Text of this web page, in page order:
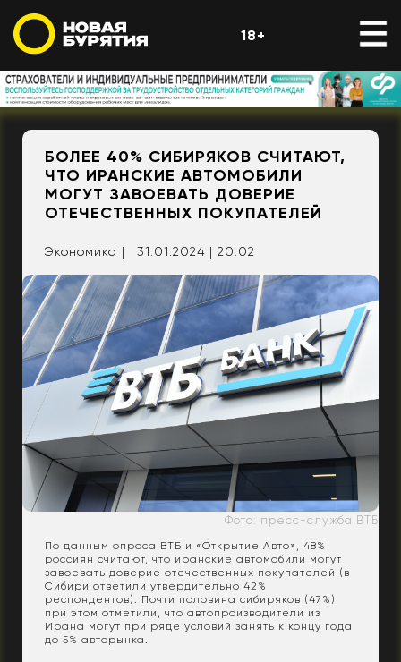
18+
БОЛЕЕ 40% СИБИРЯКОВ СЧИТАЮТ,
ЧТО ИРАНСКИЕ АВТОМОБИЛИ
МОГУТ ЗАВОЕВАТЬ ДОВЕРИЕ
ОТЕЧЕСТВЕННЫХ ПОКУПАТЕЛЕЙ
Экономика | 31.01.2024 | 20:02
Фото: пресс-служба ВТБ
По данным опроса ВТБ и «Открытие Авто», 48%
россиян считают, что иранские автомобили могут
завоевать доверие отечественных покупателей (в
Сибири ответили утвердительно 42%
респондентов). Почти половина сибиряков (47%)
при этом отметили, что автопроизводители из
Ирана могут при ряде условий занять к концу года
до 5% авторынка.